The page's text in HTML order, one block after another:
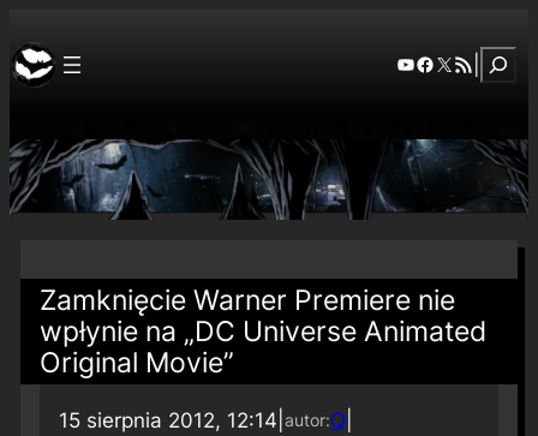
YouTube
Facebook
X RSS Feed
Zamknięcie Warner Premiere nie
wpłynie na „DC Universe Animated
Original Movie”
15 sierpnia 2012, 12:14 autor:Q